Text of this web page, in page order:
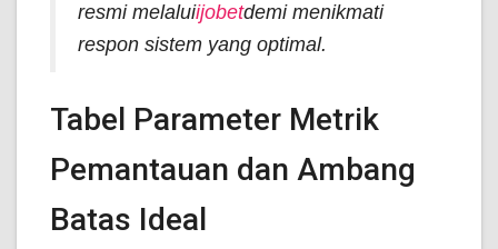
resmi melaluiijobetdemi menikmati
respon sistem yang optimal.
Tabel Parameter Metrik
Pemantauan dan Ambang
Batas Ideal